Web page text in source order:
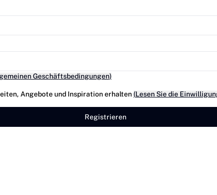
Geschäftsbedingungen)
Angebote und Inspiration erhalten (Lesen Sie die
Registrieren